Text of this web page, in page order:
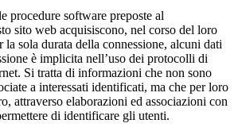
procedure software preposte al
sito web acquisiscono, nel corso del loro
la sola durata della connessione, alcuni dati
è implicita nell’uso dei protocolli di
Si tratta di informazioni che non sono
a interessati identificati, ma che per loro
attraverso elaborazioni ed associazioni con
di identificare gli utenti.